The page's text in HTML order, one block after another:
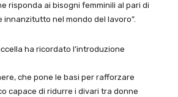
risponda ai bisogni femminili al pari di
innanzitutto nel mondo del lavoro”.
ha ricordato l’introduzione
che pone le basi per rafforzare
capace di ridurre i divari tra donne